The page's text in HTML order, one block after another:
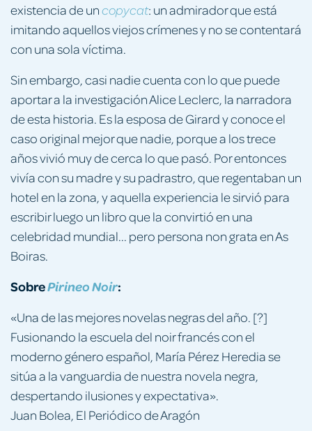
existencia de uncopycat: un admirador que está
imitando aquellos viejos crímenes y no se contentará
con una sola víctima.
Sin embargo, casi nadie cuenta con lo que puede
aportar a la investigación Alice Leclerc, la narradora
de esta historia. Es la esposa de Girard y conoce el
caso original mejor que nadie, porque a los trece
años vivió muy de cerca lo que pasó. Por entonces
vivía con su madre y su padrastro, que regentaban un
hotel en la zona, y aquella experiencia le sirvió para
escribir luego un libro que la convirtió en una
celebridad mundial... pero persona non grata en As
Boiras.
SobrePirineo Noir:
«Una de las mejores novelas negras del año. [?]
Fusionando la escuela del noir francés con el
moderno género español, María Pérez Heredia se
sitúa a la vanguardia de nuestra novela negra,
despertando ilusiones y expectativa».
Juan Bolea, El Periódico de Aragón